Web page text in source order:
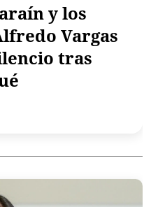
y los
Vargas
tras